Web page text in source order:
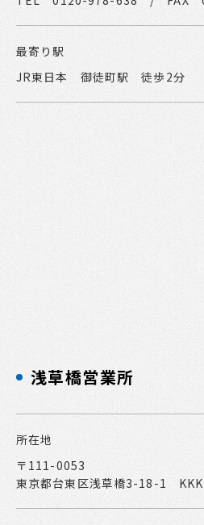
最寄り駅
JR東日本 御徒町駅 徒歩2分
浅草橋営業所
所在地
〒111-0053
東京都台東区浅草橋3-18-1